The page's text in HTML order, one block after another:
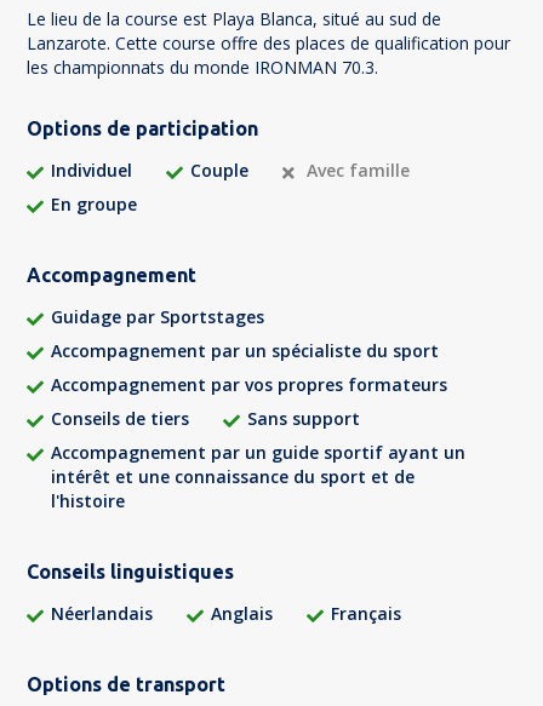
Le lieu de la course est Playa Blanca, situé au sud de
Lanzarote. Cette course offre des places de qualification pour
les championnats du monde IRONMAN 70.3.
Options de participation
Individuel Couple
Avec famille
En groupe
Accompagnement
Guidage par Sportstages
Accompagnement par un spécialiste du sport
Accompagnement par vos propres formateurs
Conseils de tiers
Sans support
Accompagnement par un guide sportif ayant un
intérêt et une connaissance du sport et de
l'histoire
Conseils linguistiques
Néerlandais Anglais Français
Options de transport